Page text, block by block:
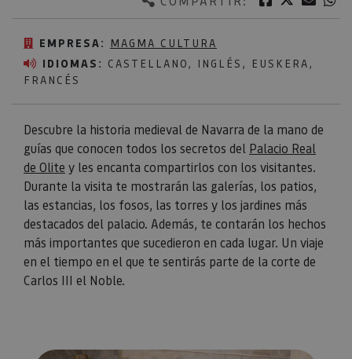
EMPRESA: MAGMA CULTURA
IDIOMAS: CASTELLANO, INGLÉS, EUSKERA,
FRANCÉS
Descubre la historia medieval de Navarra de la mano de
guías que conocen todos los secretos del Palacio Real
de Olite y les encanta compartirlos con los visitantes.
Durante la visita te mostrarán las galerías, los patios,
las estancias, los fosos, las torres y los jardines más
destacados del palacio. Además, te contarán los hechos
más importantes que sucedieron en cada lugar. Un viaje
en el tiempo en el que te sentirás parte de la corte de
Carlos III el Noble.